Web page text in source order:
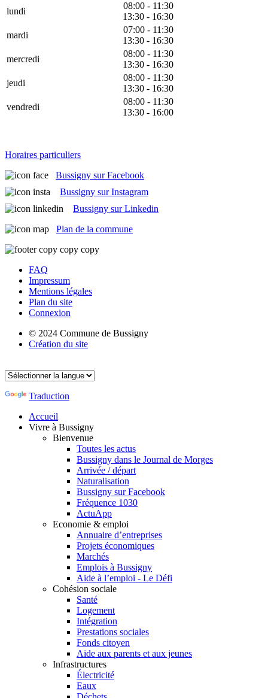
lundi
08:00 - 11:30
13:30 - 16:30
mardi
07:00 - 11:30
13:30 - 16:30
mercredi
08:00 - 11:30
13:30 - 16:30
jeudi
08:00 - 11:30
13:30 - 16:30
vendredi
08:00 - 11:30
13:30 - 16:00
Horaires particuliers
Bussigny sur Facebook
Bussigny sur Instagram
Bussigny sur Linkedin
Plan de la commune
FAQ
Impressum
Mentions légales
Plan du site
Connexion
© 2024 Commune de Bussigny
Création du site
Traduction
Accueil
Vivre à Bussigny
Bienvenue
Toutes les actus
Bussigny dans le Journal de Morges
Arrivée / départ
Naturalisation
Bussigny sur Facebook
Fréquence 1030
ActuApp
Economie & emploi
Annuaire d’entreprises
Projets économiques
Marchés
Emplois à Bussigny
Aide à l’emploi - Le Défi
Cohésion sociale
Santé
Logement
Intégration
Prestations sociales
Fonds citoyen
Aide aux parents et aux jeunes
Infrastructures
Électricité
Eaux